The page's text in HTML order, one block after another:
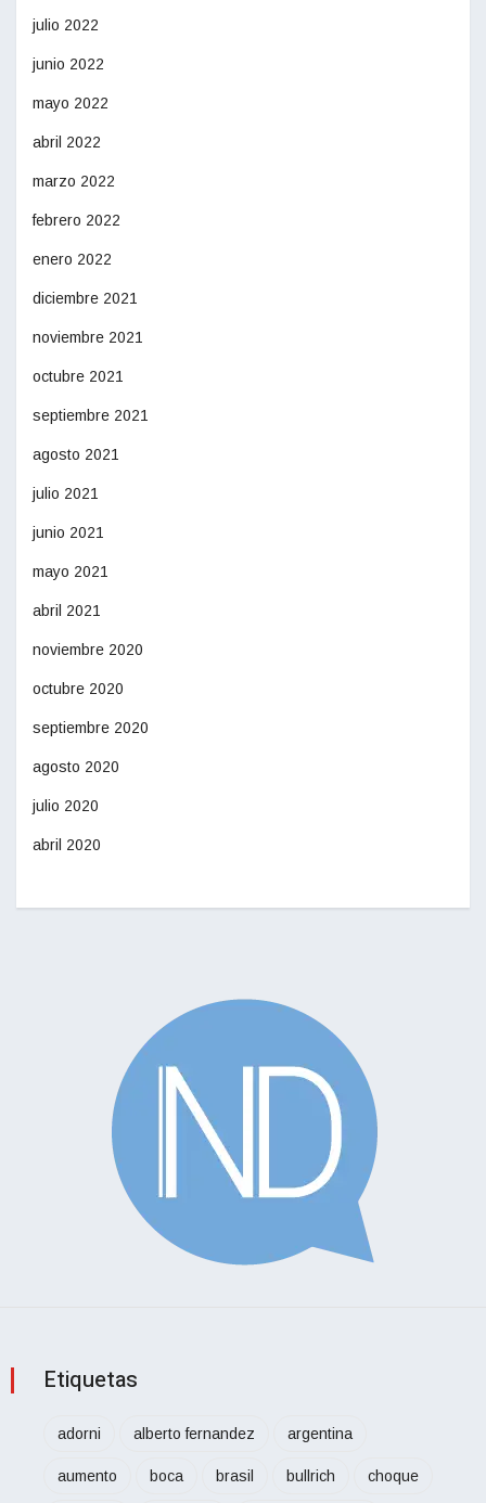
julio 2022
junio 2022
mayo 2022
abril 2022
marzo 2022
febrero 2022
enero 2022
diciembre 2021
noviembre 2021
octubre 2021
septiembre 2021
agosto 2021
julio 2021
junio 2021
mayo 2021
abril 2021
noviembre 2020
octubre 2020
septiembre 2020
agosto 2020
julio 2020
abril 2020
Etiquetas
adorni alberto fernandez argentina
aumento boca brasil bullrich choque